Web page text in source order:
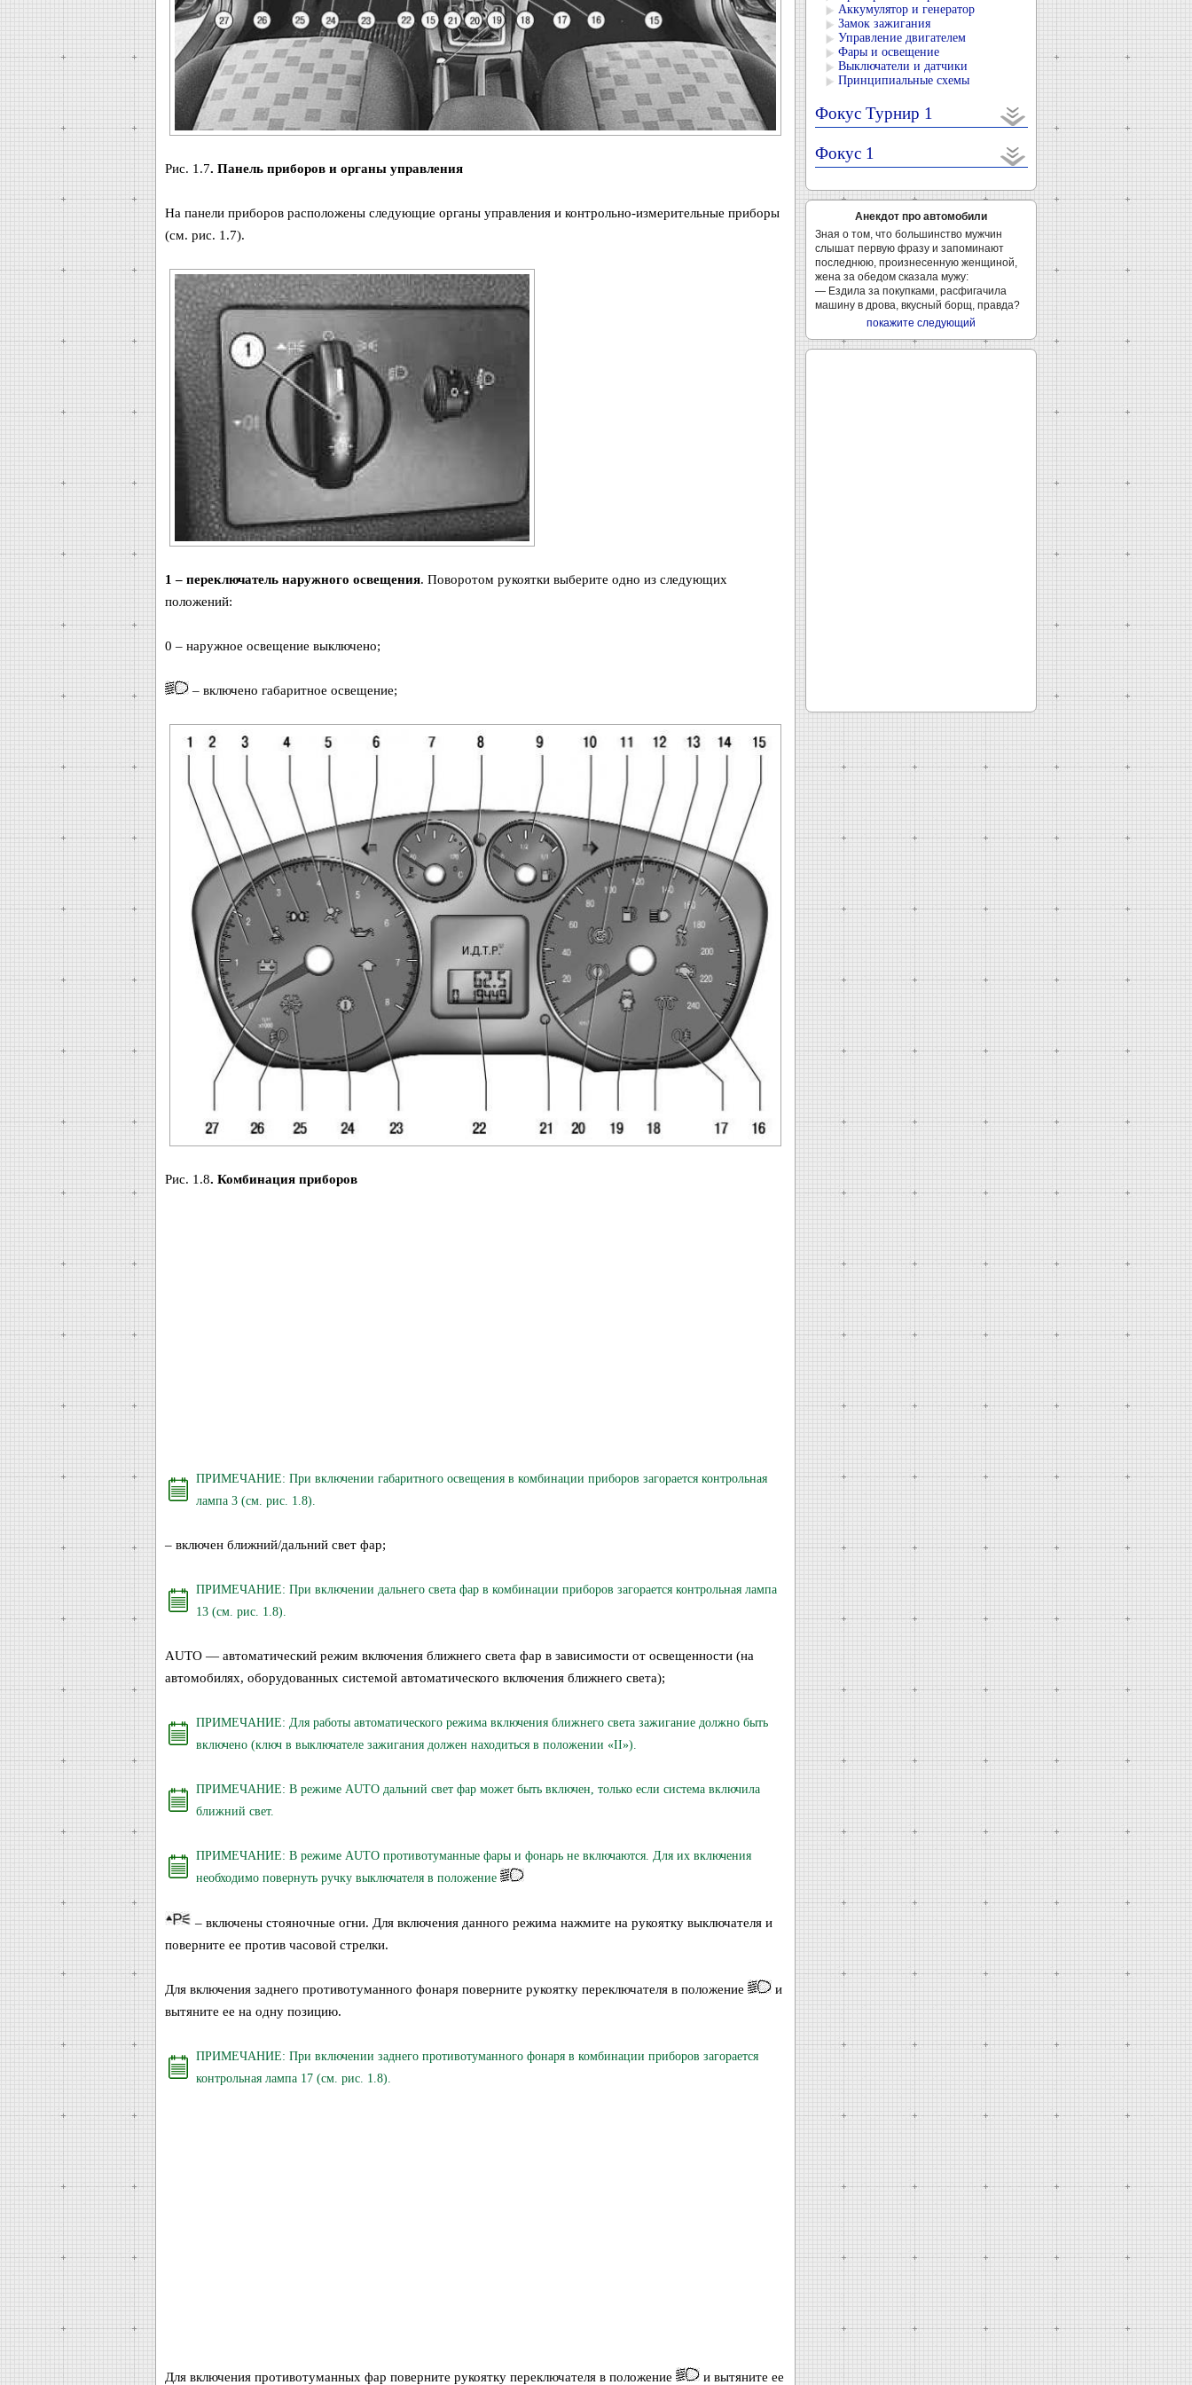
Рис. 1.7. Панель приборов и органы управления
На панели приборов расположены следующие органы управления и контрольно-измерительные приборы
(см. рис. 1.7).
1 – переключатель наружного освещения. Поворотом рукоятки выберите одно из следующих
положений:
0 – наружное освещение выключено;
– включено габаритное освещение;
Рис. 1.8. Комбинация приборов
ПРИМЕЧАНИЕ: При включении габаритного освещения в комбинации приборов загорается контрольная
лампа 3 (см. рис. 1.8).
– включен ближний/дальний свет фар;
ПРИМЕЧАНИЕ: При включении дальнего света фар в комбинации приборов загорается контрольная лампа
13 (см. рис. 1.8).
AUTO — автоматический режим включения ближнего света фар в зависимости от освещенности (на
автомобилях, оборудованных системой автоматического включения ближнего света);
ПРИМЕЧАНИЕ: Для работы автоматического режима включения ближнего света зажигание должно быть
включено (ключ в выключателе зажигания должен находиться в положении «II»).
ПРИМЕЧАНИЕ: В режиме AUTO дальний свет фар может быть включен, только если система включила
ближний свет.
ПРИМЕЧАНИЕ: В режиме AUTO противотуманные фары и фонарь не включаются. Для их включения
необходимо повернуть ручку выключателя в положение
– включены стояночные огни. Для включения данного режима нажмите на рукоятку выключателя и
поверните ее против часовой стрелки.
Для включения заднего противотуманного фонаря поверните рукоятку переключателя в положение
и
вытяните ее на одну позицию.
ПРИМЕЧАНИЕ: При включении заднего противотуманного фонаря в комбинации приборов загорается
контрольная лампа 17 (см. рис. 1.8).
Для включения противотуманных фар поверните рукоятку переключателя в положение и вытяните ее
Аккумулятор и генератор
Замок зажигания
Управление двигателем
Фары и освещение
Выключатели и датчики
Принципиальные схемы
Фокус Турнир 1
Фокус 1
Анекдот про автомобили
Зная о том, что большинство мужчин
слышат первую фразу и запоминают
последнюю, произнесенную женщиной,
жена за обедом сказала мужу:
— Ездила за покупками, расфигачила
машину в дрова, вкусный борщ, правда?
покажите следующий